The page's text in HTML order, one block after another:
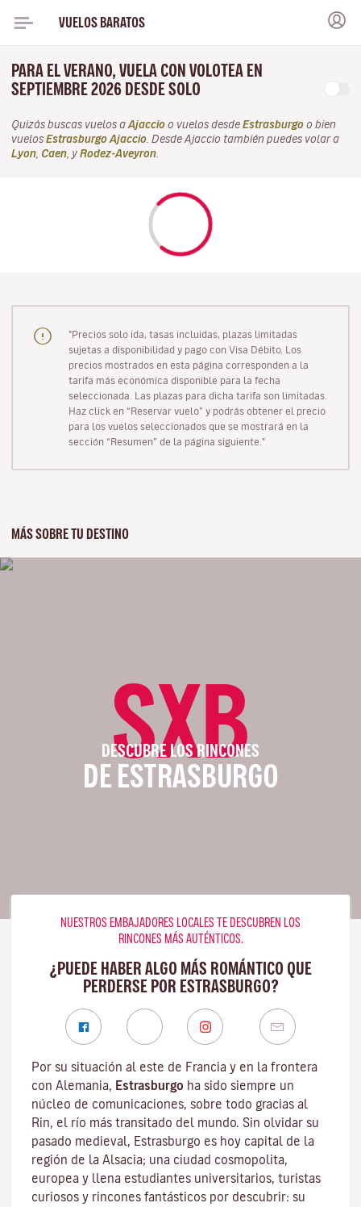
VUELOS BARATOS
PARA EL VERANO, VUELA CON VOLOTEA EN
SEPTIEMBRE 2026 DESDE SOLO
Quizás buscas vuelos a Ajaccio o vuelos desde Estrasburgo o bien
vuelos Estrasburgo Ajaccio . Desde Ajaccio también puedes volar a
Lyon Caen , y Rodez-Aveyron
"Precios solo ida, tasas incluidas, plazas limitadas
sujetas a disponibilidad y pago con Visa Débito. Los
precios mostrados en esta página corresponden a la
tarifa más económica disponible para la fecha
seleccionada. Las plazas para dicha tarifa son limitadas.
Haz click en “Reservar vuelo” y podrás obtener el precio
para los vuelos seleccionados que se mostrará en la
sección “Resumen” de la página siguiente."
MÁS SOBRE TU DESTINO
SXB
DESCUBRE LOS RINCONES
DE ESTRASBURGO
NUESTROS EMBAJADORES LOCALES TE DESCUBREN LOS
RINCONES MÁS AUTÉNTICOS.
¿PUEDE HABER ALGO MÁS ROMÁNTICO QUE
PERDERSE POR ESTRASBURGO?
Por su situación al este de Francia y en la frontera
con Alemania, Estrasburgo ha sido siempre un
núcleo de comunicaciones, sobre todo gracias al
Rin, el río más transitado del mundo. Sin olvidar su
pasado medieval, Estrasburgo es hoy capital de la
región de la Alsacia; una ciudad cosmopolita,
europea y llena estudiantes universitarios, turistas
curiosos y rincones fantásticos por descubrir: su